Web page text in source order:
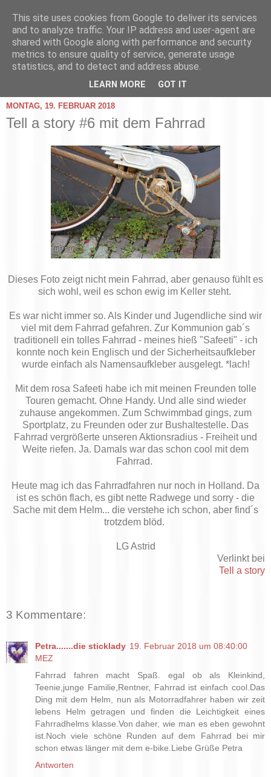
MONTAG, 19. FEBRUAR 2018
Tell a story #6 mit dem Fahrrad
Dieses Foto zeigt nicht mein Fahrrad, aber genauso fühlt es
sich wohl, weil es schon ewig im Keller steht.
Es war nicht immer so. Als Kinder und Jugendliche sind wir
viel mit dem Fahrrad gefahren. Zur Kommunion gab´s
traditionell ein tolles Fahrrad - meines hieß "Safeeti" - ich
konnte noch kein Englisch und der Sicherheitsaufkleber
wurde einfach als Namensaufkleber ausgelegt. *lach!
Mit dem rosa Safeeti habe ich mit meinen Freunden tolle
Touren gemacht. Ohne Handy. Und alle sind wieder
zuhause angekommen. Zum Schwimmbad gings, zum
Sportplatz, zu Freunden oder zur Bushaltestelle. Das
Fahrrad vergrößerte unseren Aktionsradius - Freiheit und
Weite riefen. Ja. Damals war das schon cool mit dem
Fahrrad.
Heute mag ich das Fahrradfahren nur noch in Holland. Da
ist es schön flach, es gibt nette Radwege und sorry - die
Sache mit dem Helm... die verstehe ich schon, aber find´s
trotzdem blöd.
LG Astrid
Verlinkt bei
Tell a story
3 Kommentare:
Petra.......die sticklady 19. Februar 2018 um 08:40:00
MEZ
Fahrrad fahren macht Spaß. egal ob als Kleinkind,
Teenie,junge Familie,Rentner, Fahrrad ist einfach cool.Das
Ding mit dem Helm, nun als Motorradfahrer haben wir zeit
lebens Helm getragen und finden die Leichtigkeit eines
Fahrradhelms klasse.Von daher, wie man es eben gewohnt
ist.Noch viele schöne Runden auf dem Fahrrad bei mir
schon etwas länger mit dem e-bike.Liebe Grüße Petra
Antworten
This site uses cookies from Google to deliver its services
and to analyze traffic. Your IP address and user-agent are
shared with Google along with performance and security
metrics to ensure quality of service, generate usage
statistics, and to detect and address abuse.
LEARN MORE GOT IT